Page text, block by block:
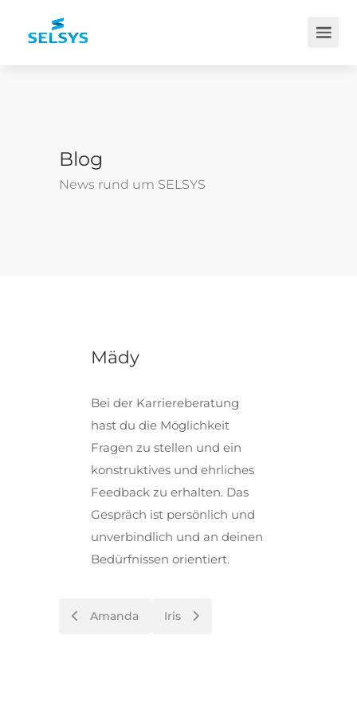
Blog
News rund um SELSYS
Mädy
Bei der Karriereberatung
hast du die Möglichkeit
Fragen zu stellen und ein
konstruktives und ehrliches
Feedback zu erhalten. Das
Gespräch ist persönlich und
unverbindlich und an deinen
Bedürfnissen orientiert.
PostAmanda Iris